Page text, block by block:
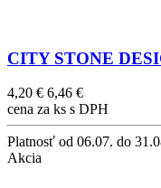
CITY STONE
4,20 € 6,46 €
cena za ks s DPH
Platnosť od 06.07. do
Akcia